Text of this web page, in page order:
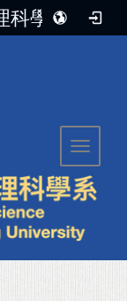
科學系
Toggle